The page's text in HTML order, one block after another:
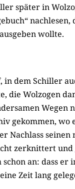
später in
nachlesen,
wollte.
in dem Schiller
die Wolzogen
Wegen
gekommen, wo
Nachlass seinen
zerknittert und
schon an: dass er
Zeit lang